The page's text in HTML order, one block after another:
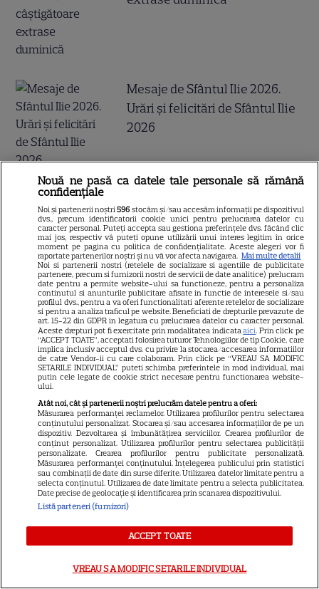
Mesaje de Sfântul Ilie 2026.
Urări și felicitări de Sfântul Ilie
2026
Sfântul Ilie. Cui îi spunem La
Mulți Ani
ALTE ARTICOLE
INTERESANTE
15
DISNEY PLUS
Ghid de streaming, 20 – 26
iulie: „Star Trek: Noi lumi
stranii” revine cu sezonul 4. Ce
filme noi intră pe Netflix și
Nouă ne pasă ca datele tale personale să rămână
confidențiale
Noi și partenerii noștri596 stocăm și/sau accesăm informații pe dispozitivul
dvs., precum identificatorii cookie unici pentru prelucrarea datelor cu
caracter personal. Puteți accepta sau gestiona preferințele dvs. făcând clic
mai jos, respectiv vă puteți opune utilizării unui interes legitim în orice
moment pe pagina cu politica de confidențialitate. Aceste alegeri vor fi
raportate partenerilor noștri și nu vă vor afecta navigarea. Mai multe detalii
Noi si partenerii nostri (retelele de socializare si agentiile de publicitate
partenere, precum si furnizorii nostri de servicii de date analitice) prelucram
date pentru a permite website-ului sa functioneze, pentru a personaliza
continutul si anunturile publicitare afisate in functie de interesele si/sau
profilul dvs., pentru a va oferi functionalitati aferente retelelor de socializare
si pentru a analiza traficul pe website. Beneficiati de drepturile prevazute de
art. 15-22 din GDPR in legatura cu prelucrarea datelor cu caracter personal.
Aceste drepturi pot fi exercitate prin modalitatea indicataaici. Prin click pe
“ACCEPT TOATE”, acceptati folosirea tuturor Tehnologiilor de tip Cookie, care
implica inclusiv acceptul dvs. cu privire la stocarea/accesarea informatiilor
de catre Vendor-ii cu care colaboram. Prin click pe “VREAU SA MODIFIC
SETARILE INDIVIDUAL” puteti schimba preferintele in mod individual, mai
putin cele legate de cookie strict necesare pentru functionarea website-
ului.
Atât noi, cât și partenerii noștri prelucrăm datele pentru a oferi:
Măsurarea performanței reclamelor. Utilizarea profilurilor pentru selectarea
conținutului personalizat. Stocarea și/sau accesarea informațiilor de pe un
dispozitiv. Dezvoltarea și îmbunătățirea serviciilor. Crearea profilurilor de
conținut personalizat. Utilizarea profilurilor pentru selectarea publicității
personalizate. Crearea profilurilor pentru publicitate personalizată.
Măsurarea performanței conținutului. Înțelegerea publicului prin statistici
sau combinații de date din surse diferite. Utilizarea datelor limitate pentru a
selecta conținutul. Utilizarea de date limitate pentru a selecta publicitatea.
Date precise de geolocație și identificarea prin scanarea dispozitivului.
Listă parteneri (furnizori)
ACCEPT TOATE
VREAU SA MODIFIC SETARILE INDIVIDUAL